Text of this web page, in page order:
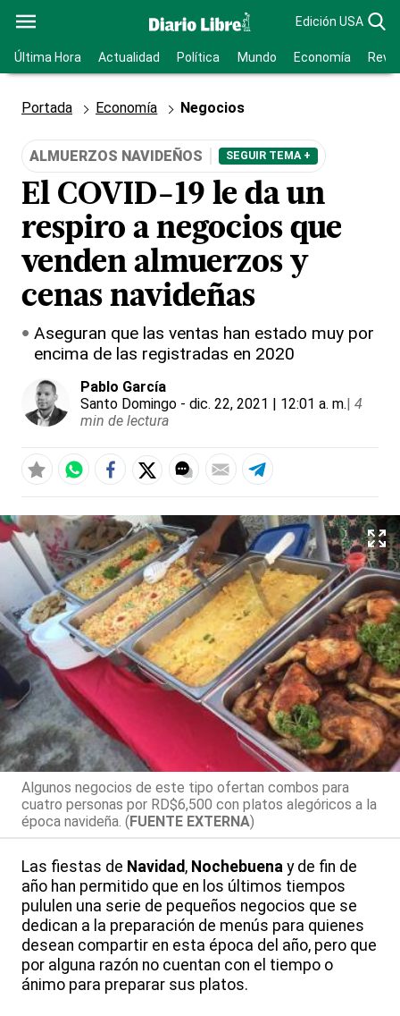
Edición USA
Última Hora Actualidad Política Mundo Economía
Portada Economía Negocios
ALMUERZOS NAVIDEÑOS SEGUIR TEMA +
El COVID-19 le da un
respiro a negocios que
venden almuerzos y
cenas navideñas
Aseguran que las ventas han estado muy por
encima de las registradas en 2020
Pablo García
Santo Domingo - dic. 22, 2021 | 12:01 a. m.| 4
min de lectura
Algunos negocios de este tipo ofertan combos para
cuatro personas por RD$6,500 con platos alegóricos a la
época navideña. (FUENTE EXTERNA)
Las fiestas de Navidad, Nochebuena y de fin de
año han permitido que en los últimos tiempos
pululen una serie de pequeños negocios que se
dedican a la preparación de menús para quienes
desean compartir en esta época del año, pero que
por alguna razón no cuentan con el tiempo o
ánimo para preparar sus platos.